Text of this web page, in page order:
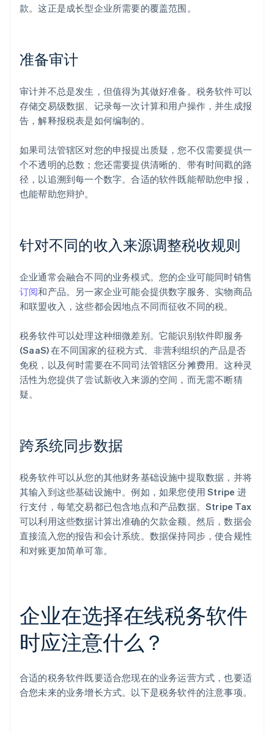
款。这正是成长型企业所需要的覆盖范围。
准备审计
审计并不总是发生，但值得为其做好准备。税务软件可以
存储交易级数据、记录每一次计算和用户操作，并生成报
告，解释报税表是如何编制的。
如果司法管辖区对您的申报提出质疑，您不仅需要提供一
个不透明的总数；您还需要提供清晰的、带有时间戳的路
径，以追溯到每一个数字。合适的软件既能帮助您申报，
也能帮助您辩护。
针对不同的收入来源调整税收规则
企业通常会融合不同的业务模式。您的企业可能同时销售
订阅和产品。另一家企业可能会提供数字服务、实物商品
和联盟收入，这些都会因地点不同而征收不同的税。
税务软件可以处理这种细微差别。它能识别软件即服务
(SaaS) 在不同国家的征税方式、非营利组织的产品是否
免税，以及何时需要在不同司法管辖区分摊费用。这种灵
活性为您提供了尝试新收入来源的空间，而无需不断猜
疑。
跨系统同步数据
税务软件可以从您的其他财务基础设施中提取数据，并将
其输入到这些基础设施中。例如，如果您使用 Stripe 进
行支付，每笔交易都已包含地点和产品数据。Stripe Tax
可以利用这些数据计算出准确的欠款金额。然后，数据会
直接流入您的报告和会计系统。数据保持同步，使合规性
和对账更加简单可靠。
企业在选择在线税务软件
时应注意什么？
合适的税务软件既要适合您现在的业务运营方式，也要适
合您未来的业务增长方式。以下是税务软件的注意事项。